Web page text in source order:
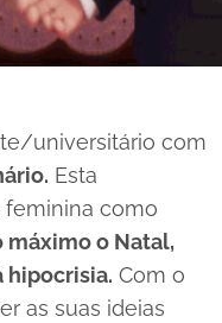
universitário com
Esta
como
máximo o Natal,
hipocrisia. Com o
as suas ideias